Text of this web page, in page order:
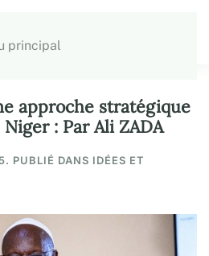
principal
approche stratégique
: Par Ali ZADA
. PUBLIÉ DANS IDÉES ET